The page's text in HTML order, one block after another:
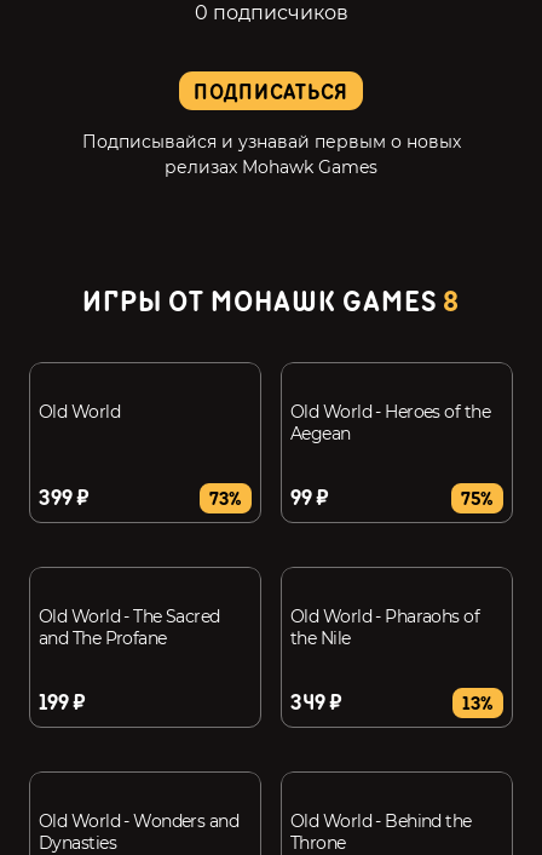
ПОДПИСАТЬСЯ
Подписывайся и узнавай первым о новых
релизах Mohawk Games
0 подписчиков
ИГРЫ ОТ MOHAWK GAMES 8
Old World
399 ₽ 73%
Old World - Heroes of the
Aegean
99 ₽ 75%
Old World - The Sacred
and The Profane
199 ₽
Old World - Pharaohs of
the Nile
349 ₽ 13%
Old World - Wonders and
Dynasties
Old World - Behind the
Throne